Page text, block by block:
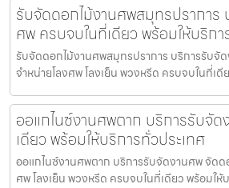
รับจัดดอกไม้งานศพสมุทรปราการ
ศพ ครบจบในที่เดียว พร้อมให้บริกา
รับจัดดอกไม้งานศพสมุทรปราการ บริการรับจั
จำหน่ายโลงศพ โลงเย็น พวงหรีด ครบจบในที่เดี
ออแกไนซ์งานศพตาก บริการรับจั
เดียว พร้อมให้บริการทั่วประเทศ
ออแกไนซ์งานศพตาก บริการรับจัดงานศพ จัดด
ศพ โลงเย็น พวงหรีด ครบจบในที่เดียว พร้อมให้